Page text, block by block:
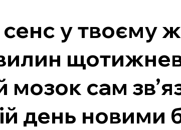
у твоєму
сам
день новими